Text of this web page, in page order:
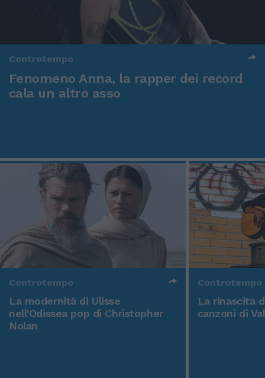
Controtempo
Fenomeno Anna, la rapper dei record
cala un altro asso
Controtempo
La modernità di Ulisse
nell'Odissea pop di Christopher
Nolan
Controtempo
La rinascita
canzoni di